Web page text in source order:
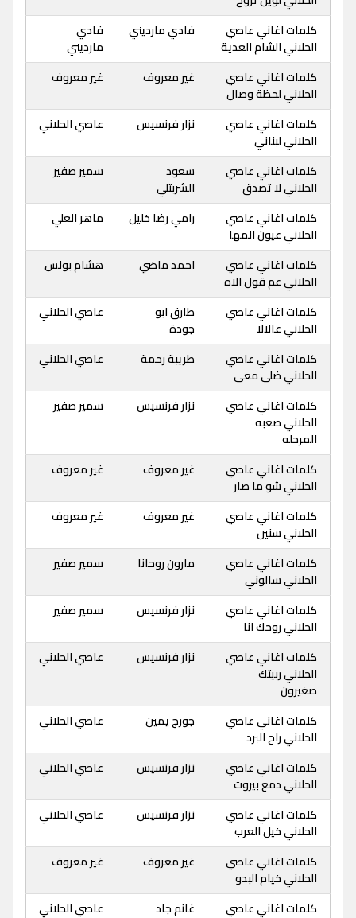
كلمات اغاني عاصي
الحلاني الشام العدية
فادي مارديني
فادي
مارديني
كلمات اغاني عاصي
الحلاني لحظة وصال
غير معروف غير معروف
كلمات اغاني عاصي
الحلاني لبناني
نزار فرنسيس عاصي الحلاني
كلمات اغاني عاصي
الحلاني لا تصدق
سعود
الشربتلي
سمير صفير
كلمات اغاني عاصي
الحلاني عيون المها
رامي رضا خليل ماهر العلي
كلمات اغاني عاصي
الحلاني عم قول الاه
احمد ماضي هشام بولس
كلمات اغاني عاصي
الحلاني عالالا
طارق ابو
جودة
عاصي الحلاني
كلمات اغاني عاصي
الحلاني ضلى معى
طريبة رحمة عاصي الحلاني
كلمات اغاني عاصي
الحلاني صعبه
المرحله
نزار فرنسيس سمير صفير
كلمات اغاني عاصي
الحلاني شو ما صار
غير معروف غير معروف
كلمات اغاني عاصي
الحلاني سنين
غير معروف غير معروف
كلمات اغاني عاصي
الحلاني سالوني
مارون روحانا سمير صفير
كلمات اغاني عاصي
الحلاني روحك انا
نزار فرنسيس سمير صفير
كلمات اغاني عاصي
الحلاني ربيتك
صغيرون
نزار فرنسيس عاصي الحلاني
كلمات اغاني عاصي
الحلاني راح البرد
جورج يمين عاصي الحلاني
كلمات اغاني عاصي
الحلاني دمع بيروت
نزار فرنسيس عاصي الحلاني
كلمات اغاني عاصي
الحلاني خيل العرب
نزار فرنسيس عاصي الحلاني
كلمات اغاني عاصي
الحلاني خيام البدو
غير معروف غير معروف
كلمات اغاني عاصي
غانم جاد
عاصي الحلاني